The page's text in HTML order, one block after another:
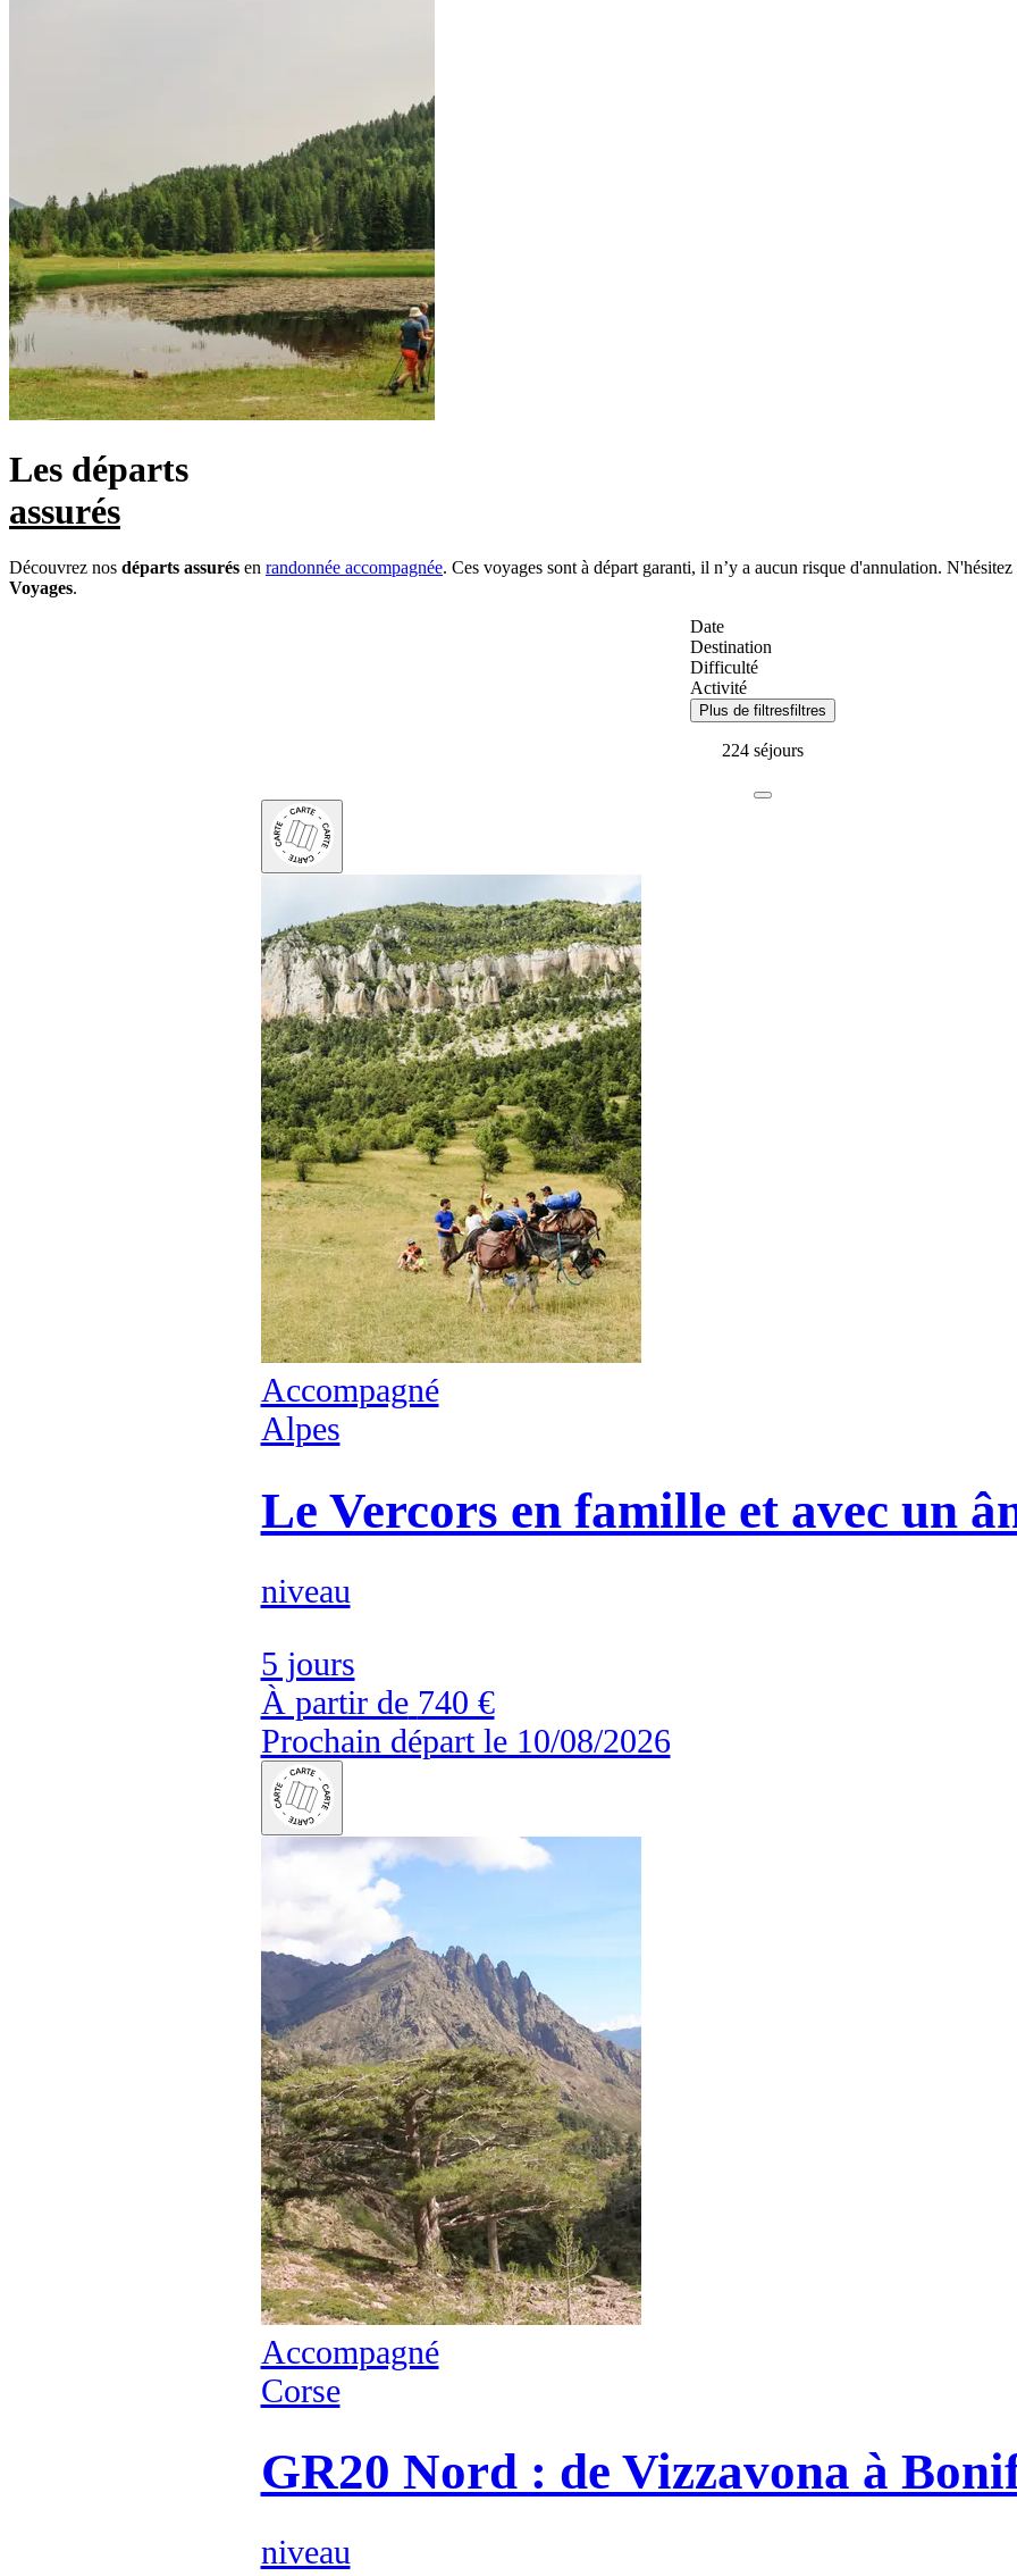
Les départs
assurés
Découvrez nos départs assurés en randonnée accompagnée. Ces voyages sont à départ garanti, il n’y a aucun risque d'annulation.
Voyages.
Date
Destination
Difficulté
Activité
Plus de filtresfiltres
224 séjours
Accompagné
Alpes
Le Vercors en famille et avec un
niveau
5 jours
À partir de 740 €
Prochain départ le 10/08/2026
Accompagné
Corse
GR20 Nord : de Vizzavona à
niveau